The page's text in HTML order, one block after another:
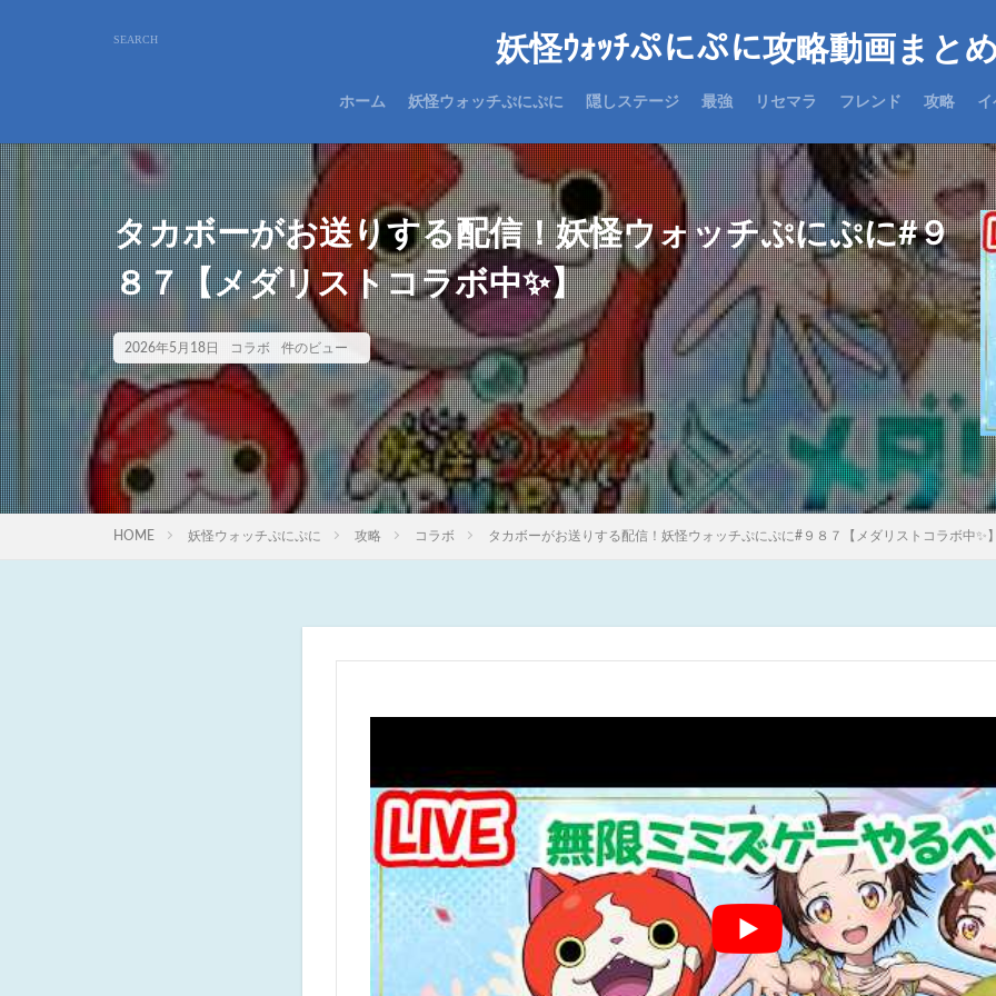
妖怪ｳｫｯﾁぷにぷに攻略動画まと
ホーム 妖怪ウォッチぷにぷに 隠しステージ 最強 リセマラ フレンド 攻略 イ
タカボーがお送りする配信！妖怪ウォッチぷにぷに#９
８７【メダリストコラボ中✨】
2026年5月18日 コラボ 件のビュー
HOME 妖怪ウォッチぷにぷに 攻略 コラボ タカボーがお送りする配信！妖怪ウォッチぷにぷに#９８７【メダリストコラボ中✨